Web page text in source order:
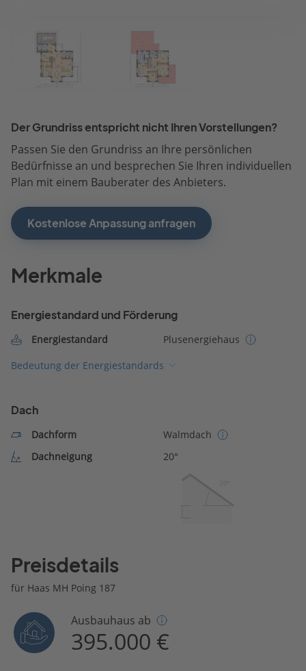
Der Grundriss entspricht nicht Ihren Vorstellungen?
Passen Sie den Grundriss an Ihre persönlichen
Bedürfnisse an und besprechen Sie Ihren individuellen
Plan mit einem Bauberater des Anbieters.
Kostenlose Anpassung anfragen
Merkmale
Energiestandard und Förderung
Energiestandard
Plusenergiehaus
Bedeutung der Energiestandards
Dach
Dachform
Walmdach
Dachneigung
20°
Preisdetails
für Haas MH Poing 187
Ausbauhaus ab
395.000 €